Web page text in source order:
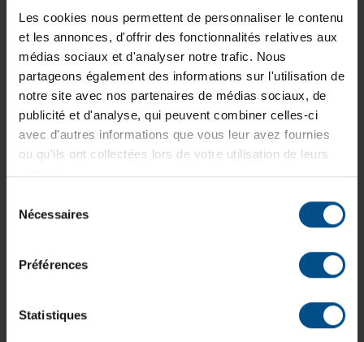
Les cookies nous permettent de personnaliser le contenu
et les annonces, d'offrir des fonctionnalités relatives aux
médias sociaux et d'analyser notre trafic. Nous
partageons également des informations sur l'utilisation de
notre site avec nos partenaires de médias sociaux, de
publicité et d'analyse, qui peuvent combiner celles-ci
avec d'autres informations que vous leur avez fournies
ou qu'ils ont collectées lors de votre utilisation de leurs
services.
Nécessaires
Préférences
Statistiques
Informations sur le produit
Le Dell Latitude 7490 reconditionné est un
ordinateur portable adapté à un usage
professionnel ou polyvalent. Il associe un
processeur Intel Core i5, 8 Go de mémoire DDR4
et un stockage SSD pour assurer une utilisation
pratique pour le travail mobile comme pour une
Écran